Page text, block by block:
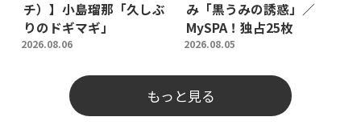
チ）】小島瑠那「久しぶ
りのドギマギ」
2026.08.06
み「黒うみの誘惑」／
MySPA！独占25枚
2026.08.05
もっと見る